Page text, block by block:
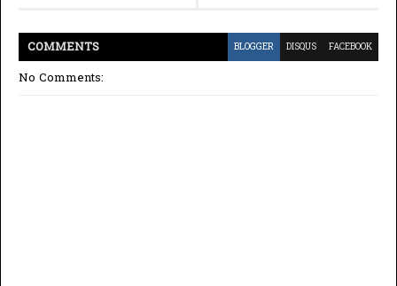
COMMENTS BLOGGER DISQUS FACEBOOK
No Comments: